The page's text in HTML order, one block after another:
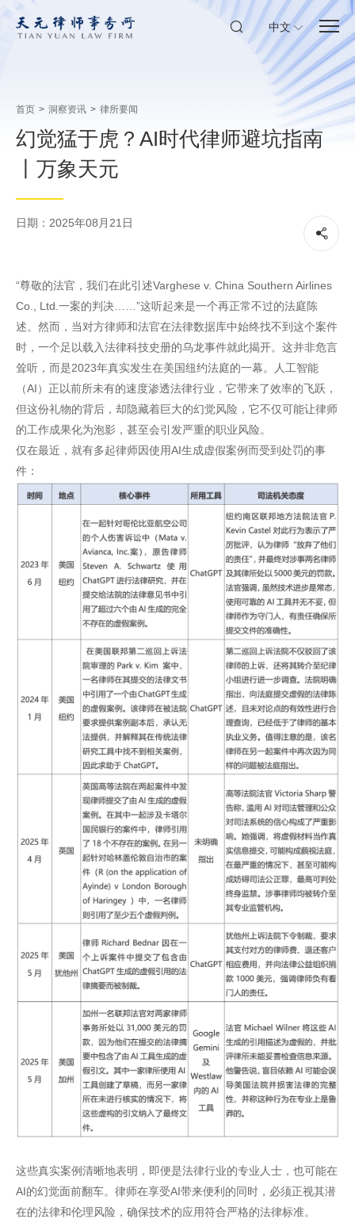
中文
首页 > 洞察资讯 > 律所要闻
幻觉猛于虎？AI时代律师避坑指南
丨万象天元
日期：2025年08月21日
“尊敬的法官，我们在此引述Varghese v. China Southern Airlines
Co., Ltd.一案的判决……”这听起来是一个再正常不过的法庭陈
述。然而，当对方律师和法官在法律数据库中始终找不到这个案件
时，一个足以载入法律科技史册的乌龙事件就此揭开。这并非危言
耸听，而是2023年真实发生在美国纽约法庭的一幕。人工智能
（AI）正以前所未有的速度渗透法律行业，它带来了效率的飞跃，
但这份礼物的背后，却隐藏着巨大的幻觉风险，它不仅可能让律师
的工作成果化为泡影，甚至会引发严重的职业风险。
仅在最近，就有多起律师因使用AI生成虚假案例而受到处罚的事
件：
这些真实案例清晰地表明，即便是法律行业的专业人士，也可能在
AI的幻觉面前翻车。律师在享受AI带来便利的同时，必须正视其潜
在的法律和伦理风险，确保技术的应用符合严格的法律标准。